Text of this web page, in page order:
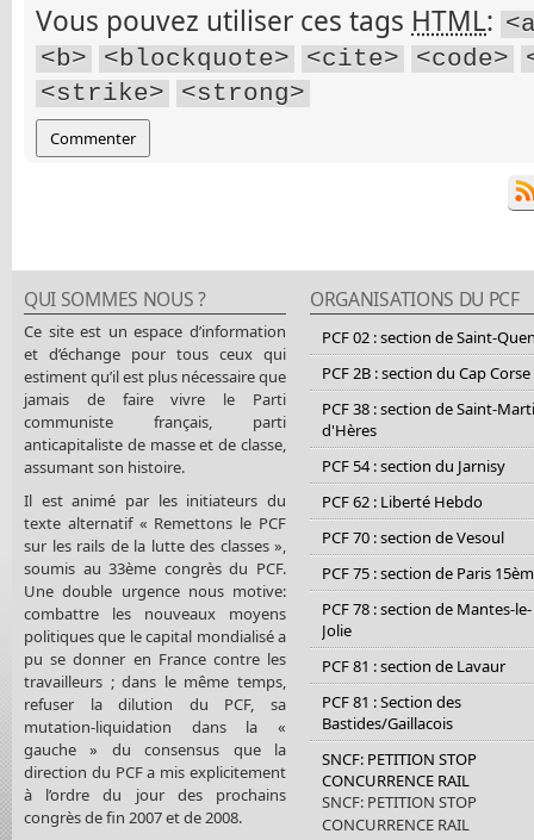
Vous pouvez utiliser ces tags HTML:
<b>
<blockquote> <cite> <code>
<strike>
<strong>
QUI SOMMES NOUS ?
Ce site est un espace d’information
et d’échange pour tous ceux qui
estiment qu’il est plus nécessaire que
jamais de faire vivre le Parti
communiste français, parti
anticapitaliste de masse et de classe,
assumant son histoire.
Il est animé par les initiateurs du
texte alternatif « Remettons le PCF
sur les rails de la lutte des classes »,
soumis au 33ème congrès du PCF.
Une double urgence nous motive:
combattre les nouveaux moyens
politiques que le capital mondialisé a
pu se donner en France contre les
travailleurs ; dans le même temps,
refuser la dilution du PCF, sa
mutation-liquidation dans la «
gauche » du consensus que la
direction du PCF a mis explicitement
à l’ordre du jour des prochains
congrès de fin 2007 et de 2008.
ORGANISATIONS DU PCF
PCF 02 : section de Saint-
PCF 2B : section du Cap Corse
PCF 38 : section de Saint-
d'Hères
PCF 54 : section du Jarnisy
PCF 62 : Liberté Hebdo
PCF 70 : section de Vesoul
PCF 75 : section de Paris
PCF 78 : section de Mantes-le-
Jolie
PCF 81 : section de Lavaur
PCF 81 : Section des
Bastides/Gaillacois
SNCF: PETITION STOP
CONCURRENCE RAIL
SNCF: PETITION STOP
CONCURRENCE RAIL